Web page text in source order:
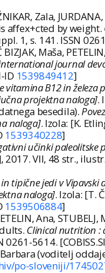
Zala,
affex+cted by weight.
1, s. 141. ISSN
BIZJAK, Maša,
journal
ID 1539849412]
vitamina B12 in
projektna naloga].
besedila).
naloga]. Izola: [K.
1539340228]
učinki paleolitske
2017. VII, 48 str.,
tipične jedi v
naloga]. Izola: [T.
1539506884]
Ana,
Clinical nutrition :
0261-5614.
Barbara (voditelj
po-sloveniji/